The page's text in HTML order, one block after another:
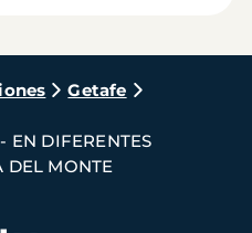
Getafe
DIFERENTES
DEL MONTE